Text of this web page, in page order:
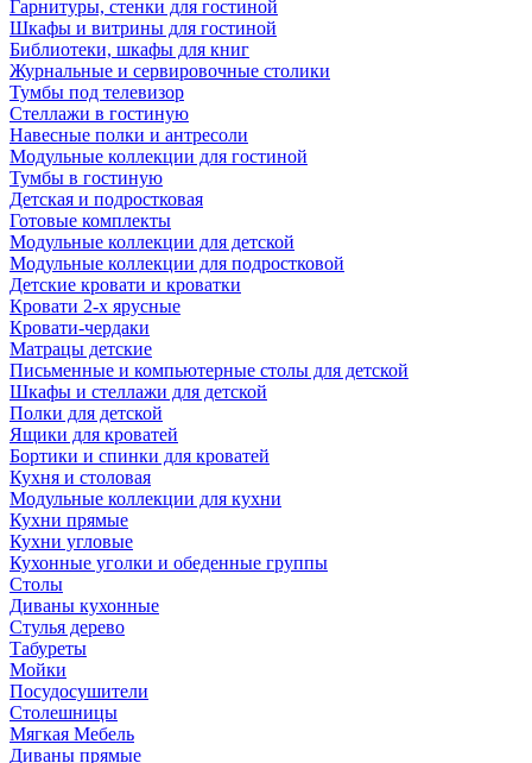
Гарнитуры, стенки для гостиной
Шкафы и витрины для гостиной
Библиотеки, шкафы для книг
Журнальные и сервировочные столики
Тумбы под телевизор
Стеллажи в гостиную
Навесные полки и антресоли
Модульные коллекции для гостиной
Тумбы в гостиную
Детская и подростковая
Готовые комплекты
Модульные коллекции для детской
Модульные коллекции для подростковой
Детские кровати и кроватки
Кровати 2-х ярусные
Кровати-чердаки
Матрацы детские
Письменные и компьютерные столы для детской
Шкафы и стеллажи для детской
Полки для детской
Ящики для кроватей
Бортики и спинки для кроватей
Кухня и столовая
Модульные коллекции для кухни
Кухни прямые
Кухни угловые
Кухонные уголки и обеденные группы
Столы
Диваны кухонные
Стулья дерево
Табуреты
Мойки
Посудосушители
Столешницы
Мягкая Мебель
Диваны прямые